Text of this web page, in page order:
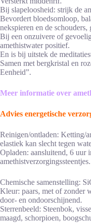
Bij slapeloosheid: strijk de
Bevordert bloedsomloop,
nekspieren en de
Bij een onzuivere of
amethistwater positief.
En is bij uitstek de
Samen met bergkristal en
Eenheid”.
Meer informatie over
Advies energetische
Reinigen/ontladen: Ketting/
elastiek kan slecht tegen
Opladen: aansluitend, 6 uur
amethistverzorgingssteentjes.
Chemische samenstelling:
Kleur: paars, met of zonder
door- en ondoorschijnend.
Sterrenbeeld: Steenbok,
maagd, schorpioen,